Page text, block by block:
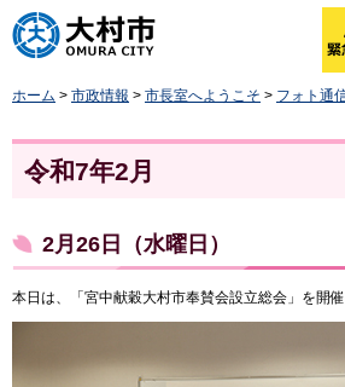
大村市
ホーム > 市政情報 > 市長室へようこそ > フォト通
令和7年2月
2月26日（水曜日）
本日は、「宮中献穀大村市奉賛会設立総会」を開催